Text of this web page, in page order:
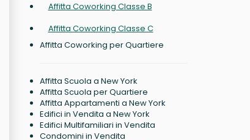
Affitta Coworking Classe B
Affitta Coworking Classe C
Affitta Coworking per Quartiere
Affitta Scuola a New York
Affitta Scuola per Quartiere
Affitta Appartamenti a New York
Edifici in Vendita a New York
Edifici Multifamiliari in Vendita
Condomini in Vendita